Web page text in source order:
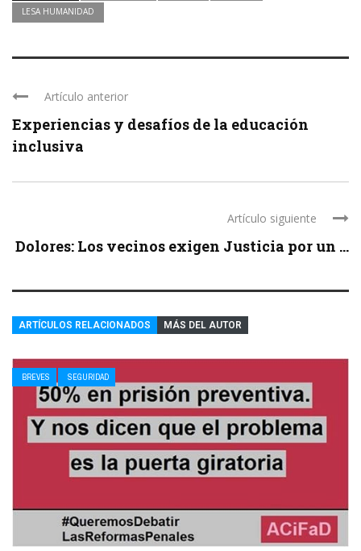
LESA HUMANIDAD
Artículo anterior
Experiencias y desafíos de la educación
inclusiva
Artículo siguiente
Dolores: Los vecinos exigen Justicia por un ...
ARTÍCULOS RELACIONADOS MÁS DEL AUTOR
BREVES SEGURIDAD